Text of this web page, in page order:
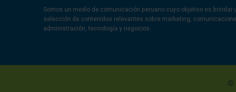
Somos un medio de comunicación peruano cuyo objetivo es brindar
selección de contenidos relevantes sobre marketing,
administración, tecnología y negocios.
©